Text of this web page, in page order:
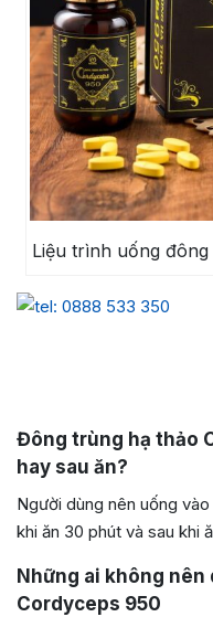
Liệu trình uống
Đông trùng hạ thảo
hay sau ăn?
Người dùng nên uống
khi ăn 30 phút và sau khi
Những ai không
Cordyceps 950